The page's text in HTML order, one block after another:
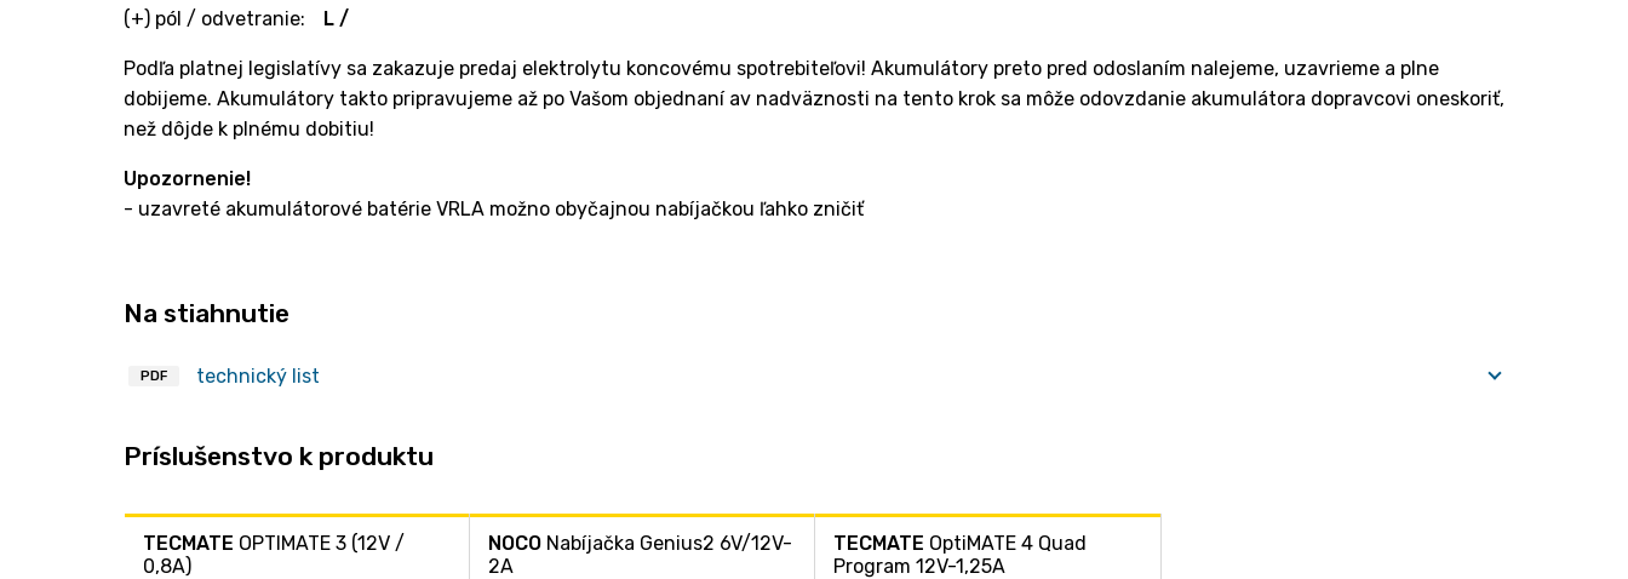
(+) pól / odvetranie:
L /
Podľa platnej legislatívy sa zakazuje predaj elektrolytu koncovému spotrebiteľovi! Akumulátory preto pred odoslaním nalejeme, uzavrieme a plne
dobijeme. Akumulátory takto pripravujeme až po Vašom objednaní av nadväznosti na tento krok sa môže odovzdanie akumulátora dopravcovi oneskoriť,
než dôjde k plnému dobitiu!
Upozornenie!
- uzavreté akumulátorové batérie VRLA možno obyčajnou nabíjačkou ľahko zničiť
Na stiahnutie
PDF technický list
Príslušenstvo k produktu
TECMATE OPTIMATE 3 (12V /
0,8A)
NOCO Nabíjačka Genius2 6V/12V-
2A
TECMATE OptiMATE 4 Quad
Program 12V-1,25A